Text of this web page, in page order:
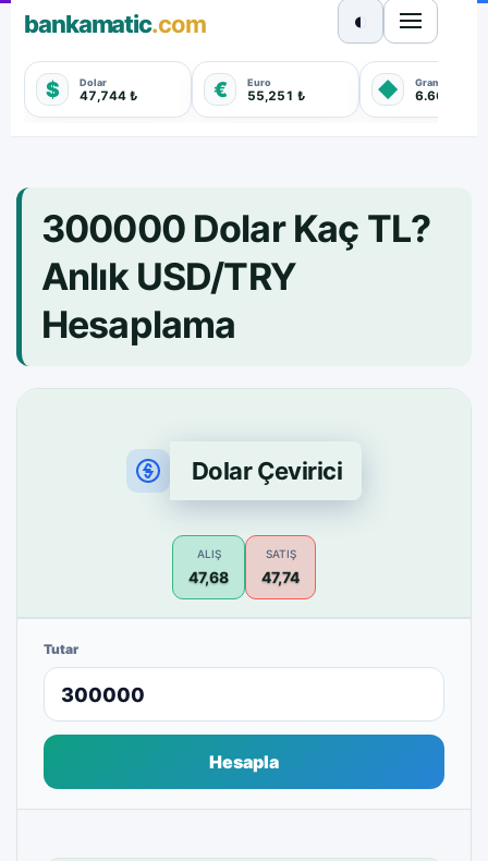
bankamatic.com
$ Dolar
47,744 ₺ € Euro
55,251 ₺ ◆ Gram Altın
6.660,550
◐
300000 Dolar Kaç TL?
Anlık USD/TRY
Hesaplama
Dolar Çevirici
ALIŞ
47,68
SATIŞ
47,74
Tutar
Hesapla